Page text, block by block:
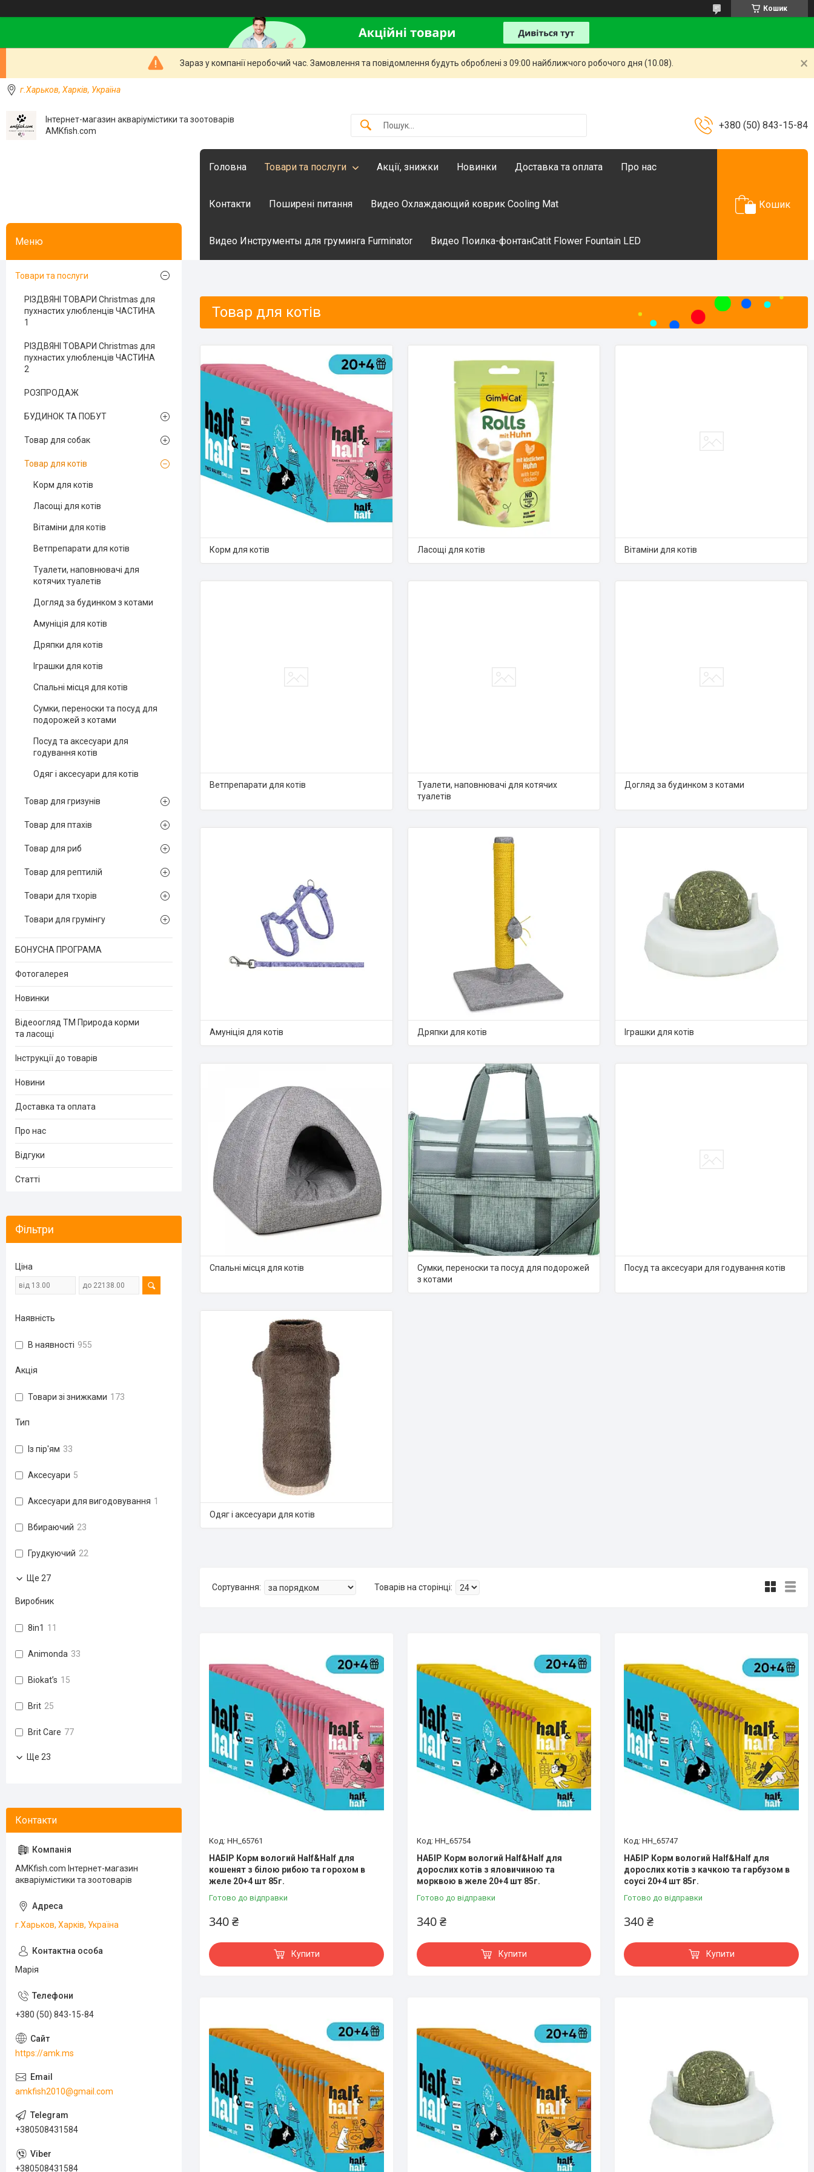
Кошик
Зараз у компанії неробочий час. Замовлення та повідомлення будуть оброблені з 09:00 найближчого робочого дня (10.08).
г.Харьков, Харків, Україна
Інтернет-магазин акваріумістики та зоотоварів
AMKfish.com
+380 (50) 843-15-84
Головна Товари та послуги Акції, знижки Новинки Доставка та оплата Про нас
Контакти Поширені питання Видео Охлаждающий коврик Cooling Mat
Видео Инструменты для груминга Furminator Видео Поилка-фонтанCatit Flower Fountain LED
Кошик
Товар для котів
Корм для котів Ласощі для котів Вітаміни для котів
Ветпрепарати для котів
Туалети, наповнювачі для котячих
туалетів
Догляд за будинком з котами
Амуніція для котів Дряпки для котів Іграшки для котів
Спальні місця для котів
Сумки, переноски та посуд для подорожей
з котами
Посуд та аксесуари для годування котів
Одяг і аксесуари для котів
HH_65761
НАБІР Корм вологий Half&Half для
кошенят з білою рибою та горохом в
желе 20+4 шт 85г.
Готово до відправки
340 ₴
Купити
HH_65754
НАБІР Корм вологий Half&Half для
дороcлих котів з яловичиною та
морквою в желе 20+4 шт 85г.
Готово до відправки
340 ₴
Купити
HH_65747
НАБІР Корм вологий Half&Half для
дороcлих котів з качкою та гарбузом в
соусі 20+4 шт 85г.
Готово до відправки
340 ₴
Купити
Товари та послуги
РІЗДВЯНІ ТОВАРИ Christmas для
пухнастих улюбленців ЧАСТИНА
1
РІЗДВЯНІ ТОВАРИ Christmas для
пухнастих улюбленців ЧАСТИНА
2
РОЗПРОДАЖ
БУДИНОК ТА ПОБУТ
Товар для собак
Товар для котів
Корм для котів
Ласощі для котів
Вітаміни для котів
Ветпрепарати для котів
Туалети, наповнювачі для
котячих туалетів
Догляд за будинком з котами
Амуніція для котів
Дряпки для котів
Іграшки для котів
Спальні місця для котів
Сумки, переноски та посуд для
подорожей з котами
Посуд та аксесуари для
годування котів
Одяг і аксесуари для котів
Товар для гризунів
Товар для птахів
Товар для риб
Товар для рептилій
Товари для тхорів
Товари для грумінгу
БОНУСНА ПРОГРАМА
Фотогалерея
Новинки
Відеоогляд ТМ Природа корми
та ласощі
Інструкції до товарів
Новини
Доставка та оплата
Про нас
Відгуки
Статті
Фільтри
Ціна
Наявність
В наявності 955
Акція
Товари зі знижками 173
Тип
Із пір'ям 33
Аксесуари 5
Аксесуари для вигодовування 1
Вбираючий 23
Грудкуючий 22
Ще 27
Виробник
8in1 11
Animonda 33
Biokat’s 15
Brit 25
Brit Care 77
Ще 23
AMKfish.com Інтернет-магазин
акваріумістики та зоотоварів
г.Харьков, Харків, Україна
Марія
+380 (50) 843-15-84
https://amk.ms
amkfish2010@gmail.com
+380508431584
+380508431584